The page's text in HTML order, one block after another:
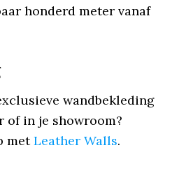
honderd meter vanaf
wandbekleding
of in je showroom?
metLeather Walls.